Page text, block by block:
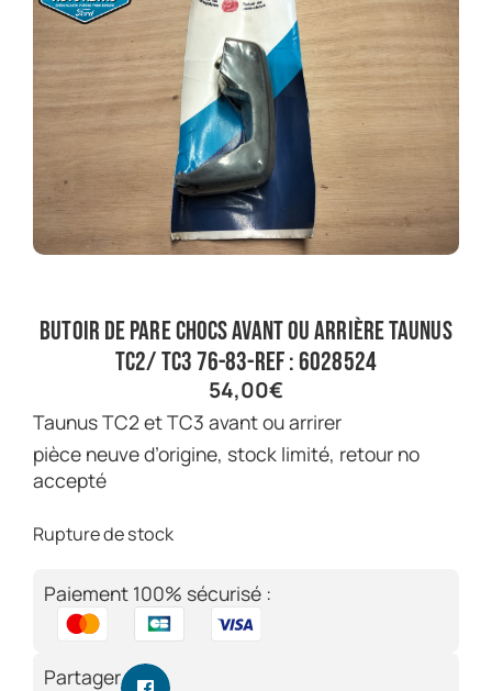
butoir de pare chocs avant ou arrière taunus
TC2/ TC3 76-83-ref : 6028524
54,00€
taunus TC2 et TC3 avant ou arrirer
pièce neuve d’origine, stock limité, retour no
accepté
Rupture de stock
Paiement 100% sécurisé :
Partager